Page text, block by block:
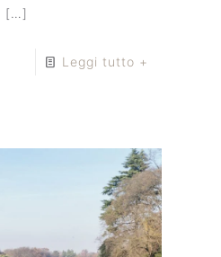
[…]
Leggi tutto +